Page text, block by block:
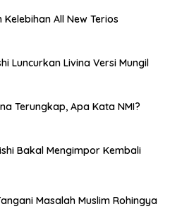
All New Terios
Luncurkan Livina Versi Mungil
Terungkap, Apa Kata NMI?
Bakal Mengimpor Kembali
Masalah Muslim Rohingya